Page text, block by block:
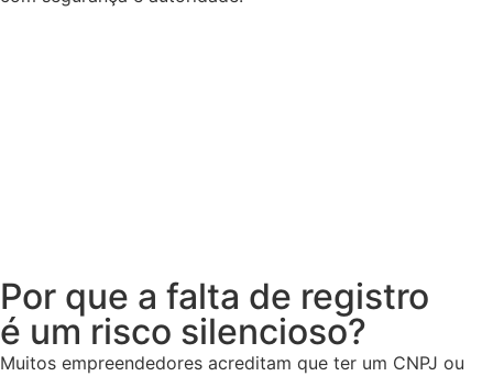
Por que a falta de registro
é um risco silencioso?
Muitos empreendedores acreditam que ter um CNPJ ou